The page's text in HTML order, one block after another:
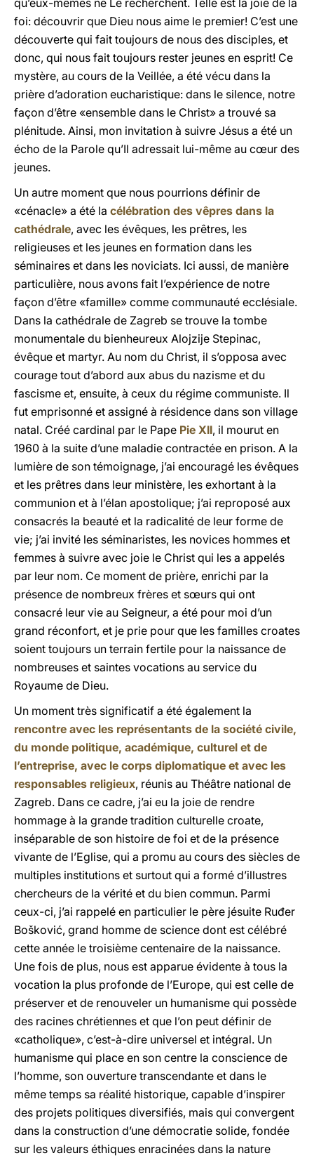
qu’eux-mêmes ne Le recherchent. Telle est la joie de la
foi: découvrir que Dieu nous aime le premier! C’est une
découverte qui fait toujours de nous des disciples, et
donc, qui nous fait toujours rester jeunes en esprit! Ce
mystère, au cours de la Veillée, a été vécu dans la
prière d’adoration eucharistique: dans le silence, notre
façon d’être «ensemble dans le Christ» a trouvé sa
plénitude. Ainsi, mon invitation à suivre Jésus a été un
écho de la Parole qu’Il adressait lui-même au cœur des
jeunes.
Un autre moment que nous pourrions définir de
«cénacle» a été la célébration des vêpres dans la
cathédrale, avec les évêques, les prêtres, les
religieuses et les jeunes en formation dans les
séminaires et dans les noviciats. Ici aussi, de manière
particulière, nous avons fait l’expérience de notre
façon d’être «famille» comme communauté ecclésiale.
Dans la cathédrale de Zagreb se trouve la tombe
monumentale du bienheureux Alojzije Stepinac,
évêque et martyr. Au nom du Christ, il s’opposa avec
courage tout d’abord aux abus du nazisme et du
fascisme et, ensuite, à ceux du régime communiste. Il
fut emprisonné et assigné à résidence dans son village
natal. Créé cardinal par le Pape Pie XII, il mourut en
1960 à la suite d’une maladie contractée en prison. A la
lumière de son témoignage, j’ai encouragé les évêques
et les prêtres dans leur ministère, les exhortant à la
communion et à l’élan apostolique; j’ai reproposé aux
consacrés la beauté et la radicalité de leur forme de
vie; j’ai invité les séminaristes, les novices hommes et
femmes à suivre avec joie le Christ qui les a appelés
par leur nom. Ce moment de prière, enrichi par la
présence de nombreux frères et sœurs qui ont
consacré leur vie au Seigneur, a été pour moi d’un
grand réconfort, et je prie pour que les familles croates
soient toujours un terrain fertile pour la naissance de
nombreuses et saintes vocations au service du
Royaume de Dieu.
Un moment très significatif a été également la
rencontre avec les représentants de la société civile,
du monde politique, académique, culturel et de
l’entreprise, avec le corps diplomatique et avec les
responsables religieux, réunis au Théâtre national de
Zagreb. Dans ce cadre, j’ai eu la joie de rendre
hommage à la grande tradition culturelle croate,
inséparable de son histoire de foi et de la présence
vivante de l’Eglise, qui a promu au cours des siècles de
multiples institutions et surtout qui a formé d’illustres
chercheurs de la vérité et du bien commun. Parmi
ceux-ci, j’ai rappelé en particulier le père jésuite Ruđer
Bošković, grand homme de science dont est célébré
cette année le troisième centenaire de la naissance.
Une fois de plus, nous est apparue évidente à tous la
vocation la plus profonde de l’Europe, qui est celle de
préserver et de renouveler un humanisme qui possède
des racines chrétiennes et que l’on peut définir de
«catholique», c’est-à-dire universel et intégral. Un
humanisme qui place en son centre la conscience de
l’homme, son ouverture transcendante et dans le
même temps sa réalité historique, capable d’inspirer
des projets politiques diversifiés, mais qui convergent
dans la construction d’une démocratie solide, fondée
sur les valeurs éthiques enracinées dans la nature